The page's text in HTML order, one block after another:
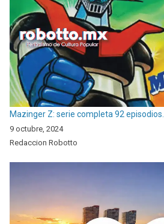
Mazinger Z: serie completa 92 episodios.
9 octubre, 2024
Redaccion Robotto